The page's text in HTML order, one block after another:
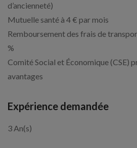
d’ancienneté)
Mutuelle santé à 4 € par mois
Remboursement des frais de
%
Comité Social et Économique (CSE)
avantages
Expérience demandée
3 An(s)